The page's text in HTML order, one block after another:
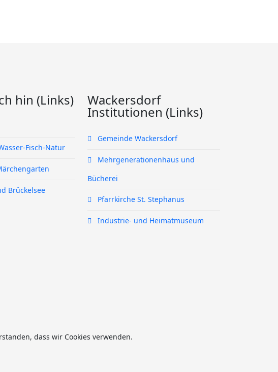
hin (Links)
Fisch-Natur
Brückelsee
Wackersdorf
Institutionen (Links)
Gemeinde Wackersdorf
Mehrgenerationenhaus und
Bücherei
Pfarrkirche St. Stephanus
Industrie- und Heimatmuseum
dass wir Cookies verwenden.